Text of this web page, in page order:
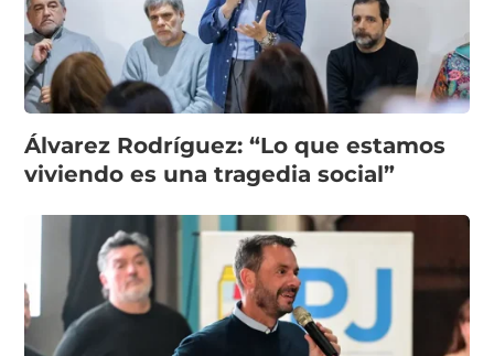
Álvarez Rodríguez: “Lo que estamos
viviendo es una tragedia social”